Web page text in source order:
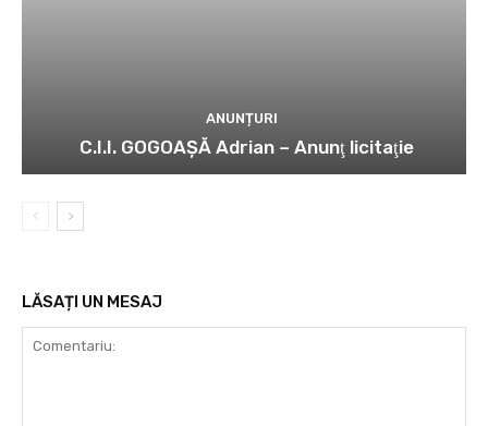
ANUNȚURI
C.I.I. GOGOAŞĂ Adrian – Anunţ licitaţie
LĂSAȚI UN MESAJ